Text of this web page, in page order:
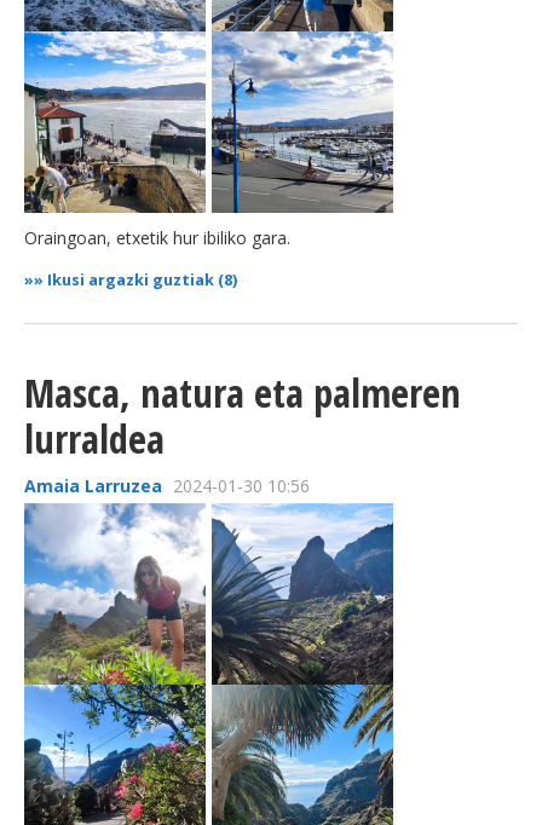
Oraingoan, etxetik hur ibiliko gara.
»» Ikusi argazki guztiak (8)
Masca, natura eta palmeren
lurraldea
Amaia Larruzea 2024-01-30 10:56